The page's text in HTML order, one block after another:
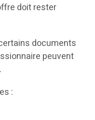
doit rester
documents
peuvent
: